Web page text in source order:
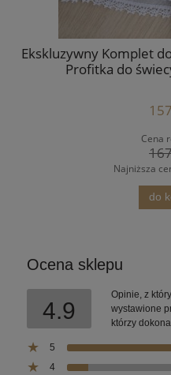
Ekskluzywny Komplet
Profitka do
Cena
Najniższa
do
Ocena sklepu
4.9
Opinie, z
wystawione
którzy
5
4